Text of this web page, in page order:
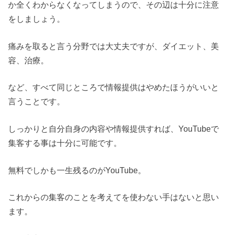
か全くわからなくなってしまうので、その辺は十分に注意
をしましょう。
痛みを取ると言う分野では大丈夫ですが、ダイエット、美
容、治療。
など、すべて同じところで情報提供はやめたほうがいいと
言うことです。
しっかりと自分自身の内容や情報提供すれば、YouTubeで
集客する事は十分に可能です。
無料でしかも一生残るのがYouTube。
これからの集客のことを考えてを使わない手はないと思い
ます。